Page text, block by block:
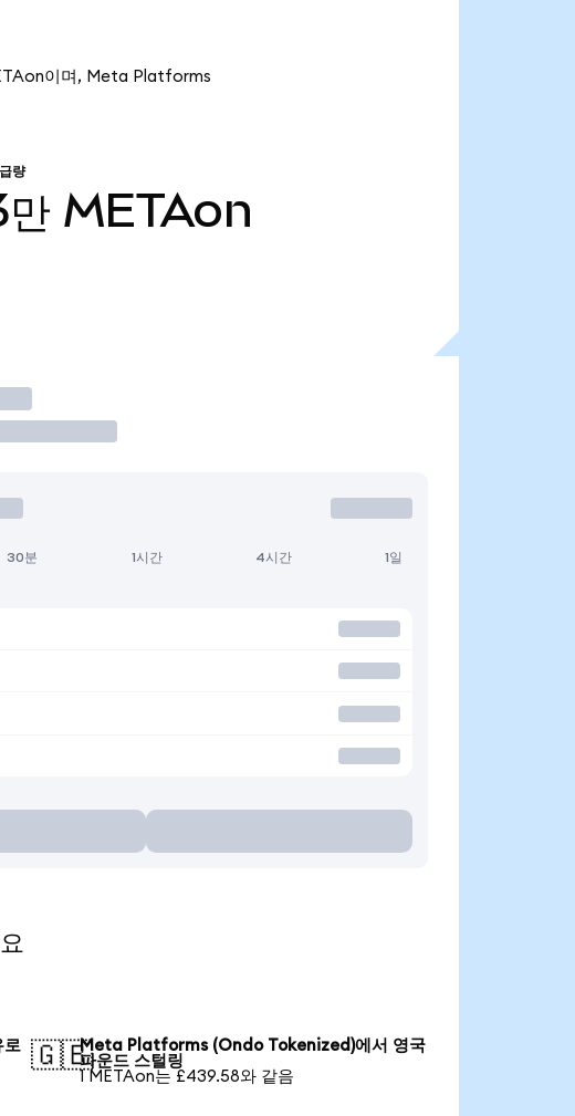
이며, Meta Platforms
량
METAon
30분 1시간 4시간 1일
🇬🇧Meta Platforms (Ondo Tokenized)에서 영국
파운드 스털링
1 METAon는 £439.58와 같음